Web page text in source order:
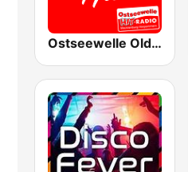
Ostseewelle Oldie Hits